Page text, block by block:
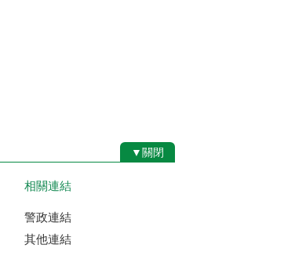
▼關閉
相關連結
警政連結
其他連結